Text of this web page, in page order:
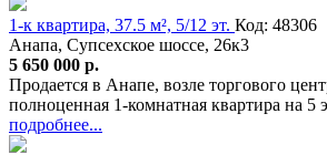
1-к квартира, 37.5 м², 5/12 эт. Код: 48306
Анапа, Супсехское шоссе, 26к3
5 650 000 р.
Продается в Анапе, возле торгового
полноценная 1-комнатная квартира на 5
подробнее...